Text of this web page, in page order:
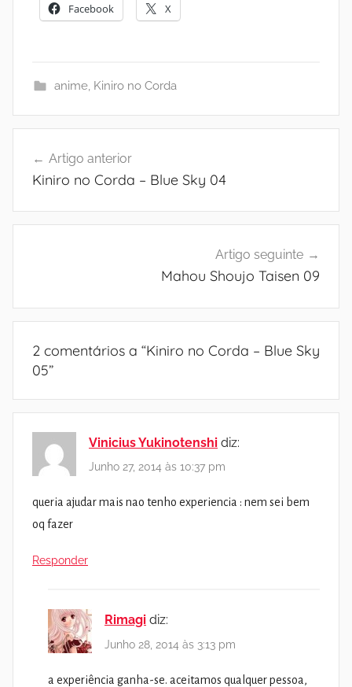
Facebook X
anime, Kiniro no Corda
de
Artigo anterior
Kiniro no Corda – Blue Sky 04
Artigo seguinte
Mahou Shoujo Taisen 09
2 comentários a “Kiniro no Corda – Blue Sky
05”
Vinicius Yukinotenshi diz:
Junho 27, 2014 às 10:37 pm
queria ajudar mais nao tenho experiencia : nem sei bem
oq fazer
Responder
Rimagi diz:
Junho 28, 2014 às 3:13 pm
a experiência ganha-se. aceitamos qualquer pessoa,